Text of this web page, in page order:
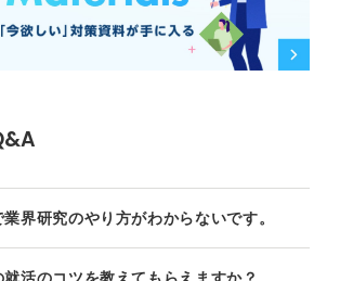
界研究のやり方がわからないです。